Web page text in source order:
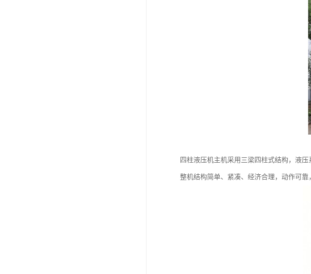
四柱液压机主机采用三梁四柱式结构，液
整机结构简单、紧凑、经济合理，动作可